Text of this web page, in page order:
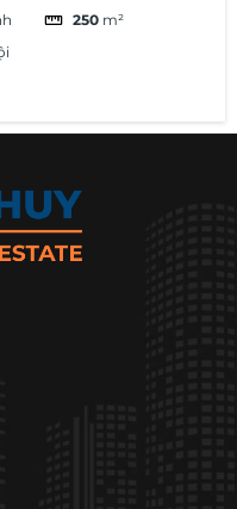
250 m²